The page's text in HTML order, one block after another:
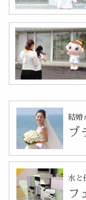
結婚
ブ
水と
フ